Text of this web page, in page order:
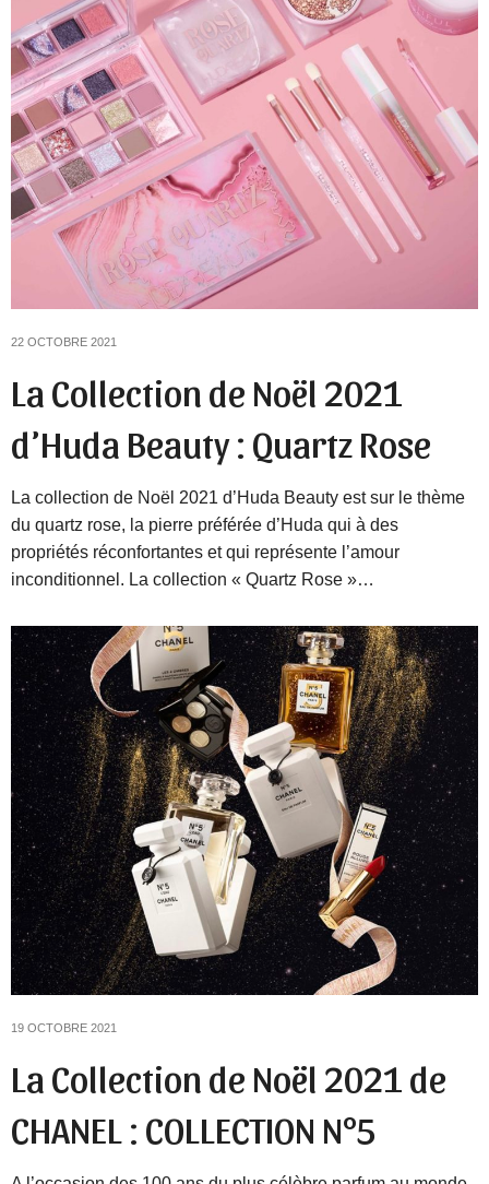
22 OCTOBRE 2021
La Collection de Noël 2021
d’Huda Beauty : Quartz Rose
La collection de Noël 2021 d’Huda Beauty est sur le thème
du quartz rose, la pierre préférée d’Huda qui à des
propriétés réconfortantes et qui représente l’amour
inconditionnel. La collection « Quartz Rose »…
19 OCTOBRE 2021
La Collection de Noël 2021 de
CHANEL : COLLECTION N°5